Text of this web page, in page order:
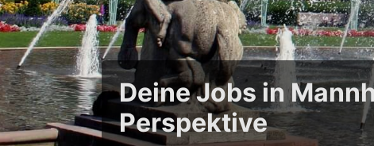
Deine Jobs in
Perspektive